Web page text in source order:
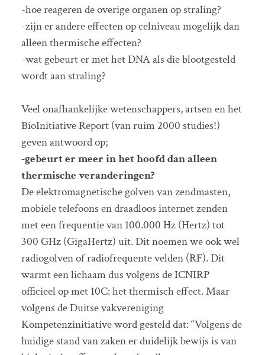
-hoe reageren de overige organen op straling?
-zijn er andere effecten op celniveau mogelijk dan
alleen thermische effecten?
-wat gebeurt er met het DNA als die blootgesteld
wordt aan straling?
Veel onafhankelijke wetenschappers, artsen en het
BioInitiative Report (van ruim 2000 studies!)
geven antwoord op;
-gebeurt er meer in het hoofd dan alleen
thermische veranderingen?
De elektromagnetische golven van zendmasten,
mobiele telefoons en draadloos internet zenden
met een frequentie van 100.000 Hz (Hertz) tot
300 GHz (GigaHertz) uit. Dit noemen we ook wel
radiogolven of radiofrequente velden (RF). Dit
warmt een lichaam dus volgens de ICNIRP
officieel op met 10C: het thermisch effect. Maar
volgens de Duitse vakvereniging
Kompetenzinitiative word gesteld dat: “Volgens de
huidige stand van zaken er duidelijk bewijs is van